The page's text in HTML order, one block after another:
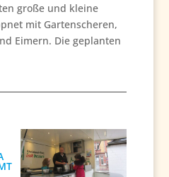
große und kleine
mit Gartenscheren,
Eimern. Die geplanten